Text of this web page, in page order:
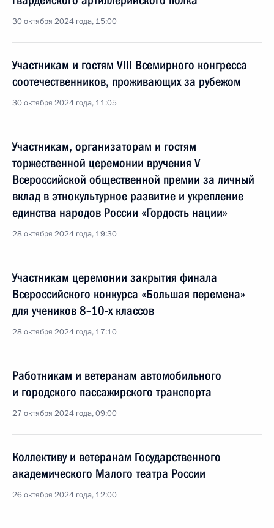
30 октября 2024 года, 15:00
Участникам и гостям VIII Всемирного конгресса
соотечественников, проживающих за рубежом
30 октября 2024 года, 11:05
Участникам, организаторам и гостям
торжественной церемонии вручения V
Всероссийской общественной премии за личный
вклад в этнокультурное развитие и укрепление
единства народов России «Гордость нации»
28 октября 2024 года, 19:30
Участникам церемонии закрытия финала
Всероссийского конкурса «Большая перемена»
для учеников 8–10-х классов
28 октября 2024 года, 17:10
Работникам и ветеранам автомобильного
и городского пассажирского транспорта
27 октября 2024 года, 09:00
Коллективу и ветеранам Государственного
академического Малого театра России
26 октября 2024 года, 12:00